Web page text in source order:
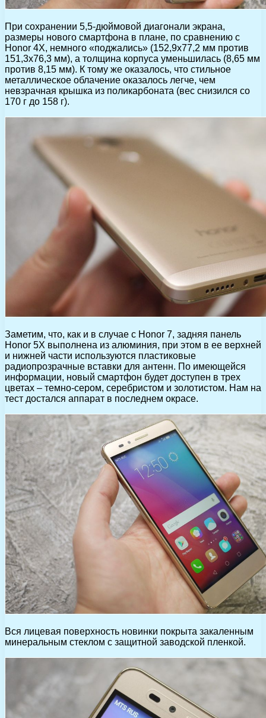
При сохранении 5,5-дюймовой диагонали экрана,
размеры нового смартфона в плане, по сравнению с
Honor 4X, немного «поджались» (152,9х77,2 мм против
151,3х76,3 мм), а толщина корпуса уменьшилась (8,65 мм
против 8,15 мм). К тому же оказалось, что стильное
металлическое облачение оказалось легче, чем
невзрачная крышка из поликарбоната (вес снизился со
170 г до 158 г).
Заметим, что, как и в случае с Honor 7, задняя панель
Honor 5X выполнена из алюминия, при этом в ее верхней
и нижней части используются пластиковые
радиопрозрачные вставки для антенн. По имеющейся
информации, новый смартфон будет доступен в трех
цветах – темно-сером, серебристом и золотистом. Нам на
тест достался аппарат в последнем окрасе.
Вся лицевая поверхность новинки покрыта закаленным
минеральным стеклом с защитной заводской пленкой.